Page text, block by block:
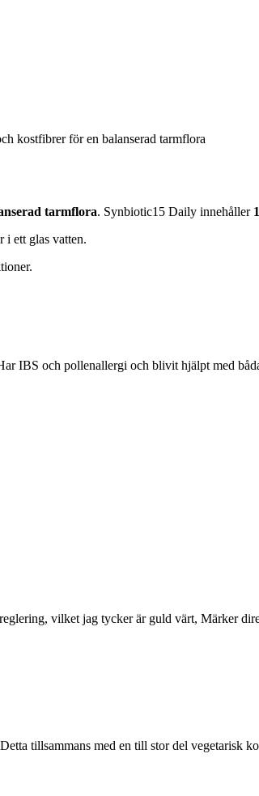
kostfibrer för en balanserad tarmflora
tarmflora. Synbiotic15 Daily innehåller
i ett glas vatten.
IBS och pollenallergi och blivit hjälpt med
vilket jag tycker är guld värt, Märker
tillsammans med en till stor del vegetarisk